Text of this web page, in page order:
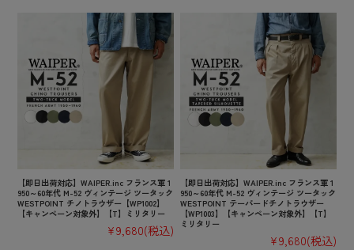
【即日出荷対応】WAIPER.inc フランス軍 1
950～60年代 M-52 ヴィンテージ ツータック
WESTPOINT チノトラウザー【WP1002】
【キャンペーン対象外】【T】ミリタリー
¥9,680(税込)
【即日出荷対応】WAIPER.inc フランス軍 1
950～60年代 M-52 ヴィンテージ ツータック
WESTPOINT テーパードチノトラウザー
【WP1003】【キャンペーン対象外】【T】
ミリタリー
¥9,680(税込)